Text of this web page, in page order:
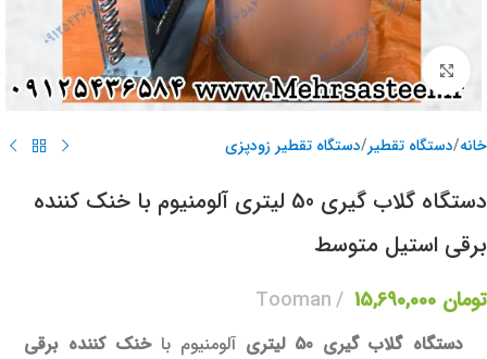
برای بزرگنمایی کلیک کنید
خانه/دستگاه تقطیر/دستگاه تقطیر زودپزی
دستگاه گلاب گیری 50 لیتری آلومنیوم با خنک کننده
برقی استیل متوسط
تومان Tooman
دستگاه گلاب گیری 50 لیتری آلومنیوم باخنک کننده برقی